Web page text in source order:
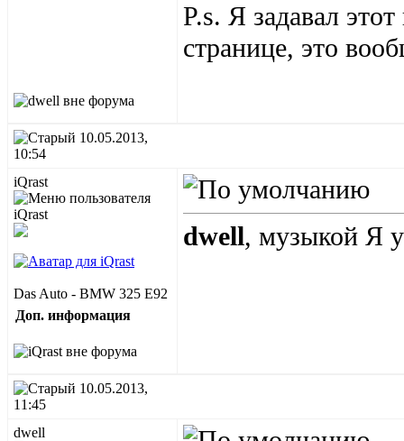
P.s. Я задавал
странице, это
10.05.2013,
10:54
iQrast
Das Auto - BMW 325 E92
Доп. информация
dwell, музыкой Я
10.05.2013,
11:45
dwell